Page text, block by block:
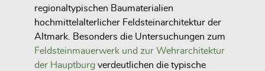
regionaltypischen Baumaterialien
hochmittelalterlicher Feldsteinarchitektur der
Altmark. Besonders die Untersuchungen zum
Feldsteinmauerwerk und zur Wehrarchitektur
der Hauptburg verdeutlichen die typische